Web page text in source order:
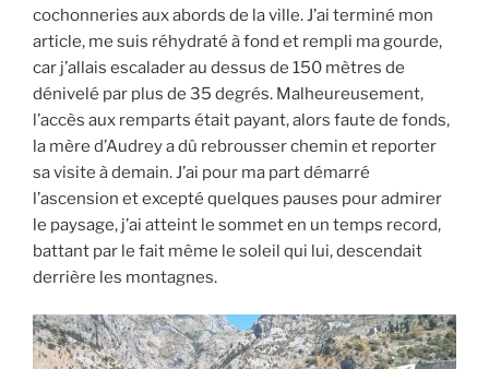
cochonneries aux abords de la ville. J’ai terminé mon
article, me suis réhydraté à fond et rempli ma gourde,
car j’allais escalader au dessus de 150 mètres de
dénivelé par plus de 35 degrés. Malheureusement,
l’accès aux remparts était payant, alors faute de fonds,
la mère d’Audrey a dû rebrousser chemin et reporter
sa visite à demain. J’ai pour ma part démarré
l’ascension et excepté quelques pauses pour admirer
le paysage, j’ai atteint le sommet en un temps record,
battant par le fait même le soleil qui lui, descendait
derrière les montagnes.